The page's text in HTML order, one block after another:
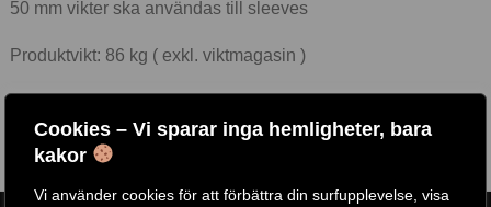
Cookies – Vi sparar inga hemligheter, bara
kakor
Vi använder cookies för att förbättra din surfupplevelse, visa
50 mm vikter ska användas till sleeves
Produktvikt: 86 kg ( exkl. viktmagasin )